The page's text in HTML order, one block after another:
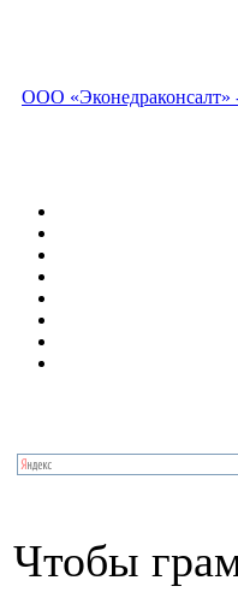
ООО «Эконедраконсалт»
Чтобы